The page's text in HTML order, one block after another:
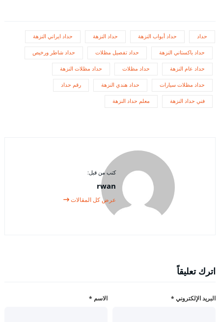
حداد حداد أبواب النزهة حداد النزهة حداد ايراني النزهة
حداد باكستاني النزهة حداد تفصيل مظلات حداد شاطر ورخيص
حداد عام النزهة حداد مظلات حداد مظلات النزهة
حداد مظلات سيارات حداد هندي النزهة رقم حداد
فني حداد النزهة معلم حداد النزهة
كتب من قبل:
rwan
عرض كل المقالات
اترك تعليقاً
الاسم * البريد الإلكتروني *